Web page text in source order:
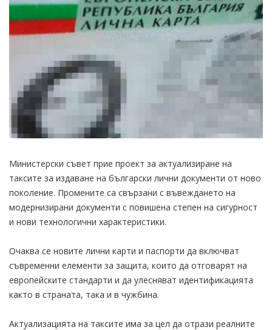
Министерски съвет прие проект за актуализиране на
таксите за издаване на български лични документи от ново
поколение. Промените са свързани с въвеждането на
модернизирани документи с повишена степен на сигурност
и нови технологични характеристики.
Очаква се новите лични карти и паспорти да включват
съвременни елементи за защита, които да отговарят на
европейските стандарти и да улесняват идентификацията
както в страната, така и в чужбина.
Актуализацията на таксите има за цел да отрази реалните